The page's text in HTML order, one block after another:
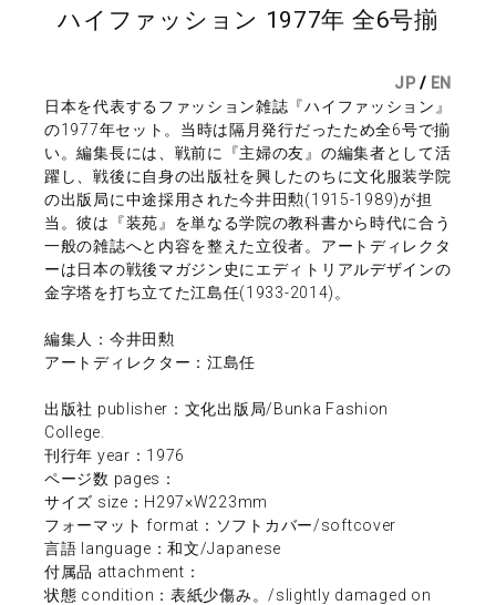
ハイファッション 1977年 全6号揃
JP / EN
日本を代表するファッション雑誌『ハイファッション』
の1977年セット。当時は隔月発行だったため全6号で揃
い。編集長には、戦前に『主婦の友』の編集者として活
躍し、戦後に自身の出版社を興したのちに文化服装学院
の出版局に中途採用された今井田勲(1915-1989)が担
当。彼は『装苑』を単なる学院の教科書から時代に合う
一般の雑誌へと内容を整えた立役者。アートディレクタ
ーは日本の戦後マガジン史にエディトリアルデザインの
金字塔を打ち立てた江島任(1933-2014)。
編集人：今井田勲
アートディレクター：江島任
出版社 publisher：文化出版局/Bunka Fashion
College.
刊行年 year：1976
ページ数 pages：
サイズ size：H297×W223mm
フォーマット format：ソフトカバー/softcover
言語 language：和文/Japanese
付属品 attachment：
状態 condition：表紙少傷み。/slightly damaged on